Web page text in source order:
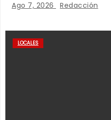
Ago 7, 2026 Redacción
LOCALES